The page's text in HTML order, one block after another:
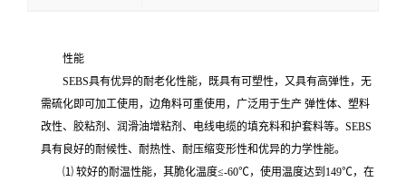
性能
SEBS具有优异的耐老化性能，既具有可塑性，又具有高弹性，无
需硫化即可加工使用，边角料可重使用，广泛用于生产 弹性体、塑料
改性、胶粘剂、润滑油增粘剂、电线电缆的填充料和护套料等。SEBS
具有良好的耐候性、耐热性、耐压缩变形性和优异的力学性能。
⑴ 较好的耐温性能，其脆化温度≤-60℃，使用温度达到149℃，在